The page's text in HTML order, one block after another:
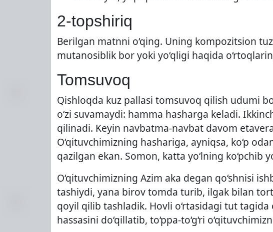
2-topshiriq
Berilgan matnni o‘qing. Uning kompozitsion
mutanosiblik bor yoki yo‘qligi haqida
Tomsuvoq
Qishloqda kuz pallasi tomsuvoq qilish udumi
o‘zi suvamaydi: hamma hasharga keladi.
qilinadi. Keyin navbatma-navbat davom
O‘qituvchimizning hashariga, ayniqsa, ko‘p
qazilgan ekan. Somon, katta yo‘lning
O‘qituvchimizning Azim aka degan qo‘shnisi
tashiydi, yana birov tomda turib, ilgak bilan
qoyil qilib tashladik. Hovli o‘rtasidagi tut
hassasini do‘qillatib, to‘ppa-to‘g‘ri